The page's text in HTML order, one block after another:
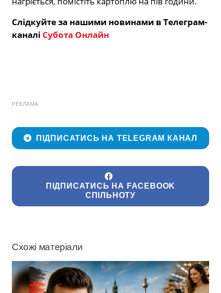
Слідкуйте за нашими новинами в Телеграм-
каналі Субота Онлайн
РЕКЛАМА
ПІДПИСАТИСЬ НА TELEGRAM КАНАЛ
ПІДПИСАТИСЬ НА FACEBOOK
СПІЛЬНОТУ
Схожі матеріали